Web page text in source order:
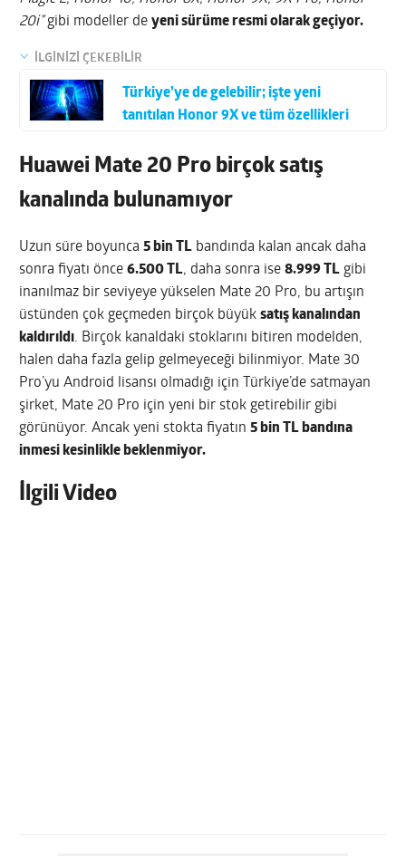
20i”gibi modeller deyeni sürüme resmi olarak geçiyor.
İLGİNİZİ ÇEKEBİLİR
Türkiye’ye de gelebilir; işte yeni
tanıtılan Honor 9X ve tüm özellikleri
Huawei Mate 20 Pro birçok satış
kanalında bulunamıyor
Uzun süre boyunca5 bin TL bandında kalan ancak daha
sonra fiyatı önce6.500 TL, daha sonra ise8.999 TL gibi
inanılmaz bir seviyeye yükselen Mate 20 Pro, bu artışın
üstünden çok geçmeden birçok büyüksatış kanalından
kaldırıldı. Birçok kanaldaki stoklarını bitiren modelden,
halen daha fazla gelip gelmeyeceği bilinmiyor. Mate 30
Pro’yu Android lisansı olmadığı için Türkiye’de satmayan
şirket, Mate 20 Pro için yeni bir stok getirebilir gibi
görünüyor. Ancak yeni stokta fiyatın5 bin TL bandına
inmesi kesinlikle beklenmiyor.
İlgili Video